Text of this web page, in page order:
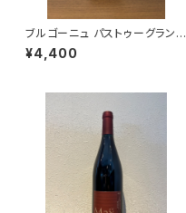
ブルゴーニュ パストゥーグラン 2
021 コンフュロン コトティド 赤
ワイン 750ml
¥4,400